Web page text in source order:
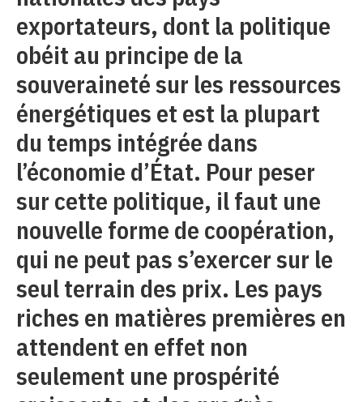
exportateurs, dont la politique
obéit au principe de la
souveraineté sur les ressources
énergétiques et est la plupart
du temps intégrée dans
l’économie d’État. Pour peser
sur cette politique, il faut une
nouvelle forme de coopération,
qui ne peut pas s’exercer sur le
seul terrain des prix. Les pays
riches en matières premières en
attendent en effet non
seulement une prospérité